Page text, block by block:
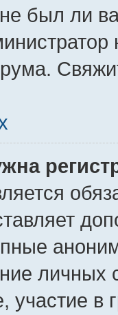
был ли
участие в